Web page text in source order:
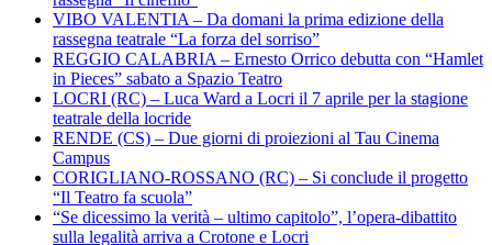
VIBO VALENTIA – Da domani la prima edizione della
rassegna teatrale “La forza del sorriso”
REGGIO CALABRIA – Ernesto Orrico debutta con “Hamlet
in Pieces” sabato a Spazio Teatro
LOCRI (RC) – Luca Ward a Locri il 7 aprile per la stagione
teatrale della locride
RENDE (CS) – Due giorni di proiezioni al Tau Cinema
Campus
CORIGLIANO-ROSSANO (RC) – Si conclude il progetto
“Il Teatro fa scuola”
“Se dicessimo la verità – ultimo capitolo”, l’opera-dibattito
sulla legalità arriva a Crotone e Locri